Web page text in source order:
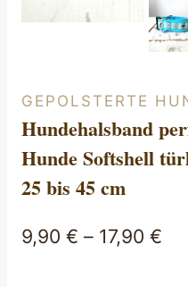
GEPOLSTERTE
Hundehalsband
Hunde Softshell
25 bis 45 cm
9,90 € – 17,90 €